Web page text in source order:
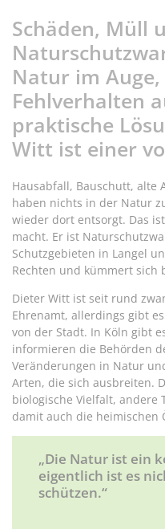
Schäden, Müll
Natur im
Fehlverhalten
praktische
Witt ist einer
Hausabfall, Bauschutt, alte
haben nichts in der Natur
wieder dort entsorgt. Das
macht. Er ist
Schutzgebieten in Langel
Rechten und kümmert sich
Dieter Witt ist seit rund
Ehrenamt, allerdings gibt
von der Stadt. In Köln gibt
informieren die Behörden
Veränderungen in Natur
Arten, die sich ausbreiten.
biologische Vielfalt, andere
damit auch die heimischen
„Die Natur ist ein
eigentlich ist es
schützen.“